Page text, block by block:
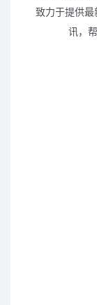
致力于提供
讯，